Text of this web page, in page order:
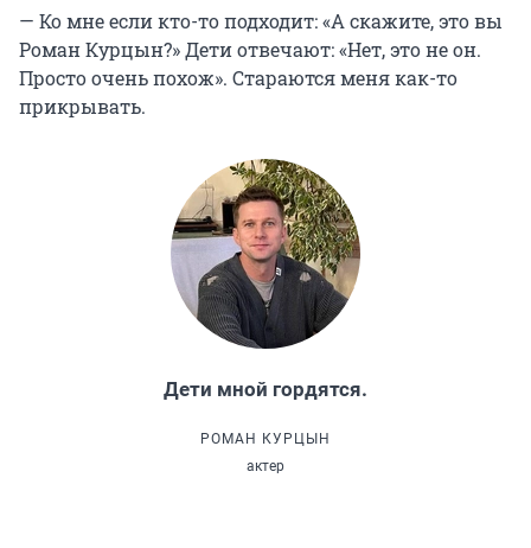
— Ко мне если кто-то подходит: «А скажите, это вы
Роман Курцын?» Дети отвечают: «Нет, это не он.
Просто очень похож». Стараются меня как-то
прикрывать.
Дети мной гордятся.
РОМАН КУРЦЫН
актер